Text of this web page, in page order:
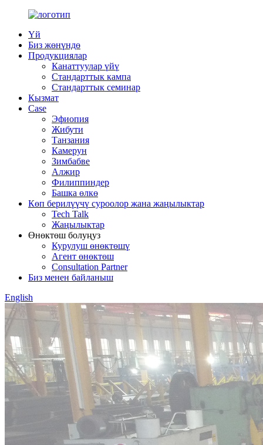
Үй
Биз жөнүндө
Продукциялар
Канаттуулар үйү
Стандарттык кампа
Стандарттык семинар
Кызмат
Case
Эфиопия
Жибути
Танзания
Камерун
Зимбабве
Алжир
Филиппиндер
Башка өлкө
Көп берилүүчү суроолор жана жаңылыктар
Tech Talk
Жаңылыктар
Өнөктөш болуңуз
Курулуш өнөктөшү
Агент өнөктөш
Consultation Partner
Биз менен байланыш
English